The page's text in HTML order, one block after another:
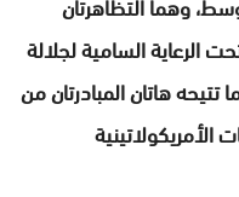
الرعاية السامية لجلالة
هاتان المبادرتان من
الأمريكولاتينية